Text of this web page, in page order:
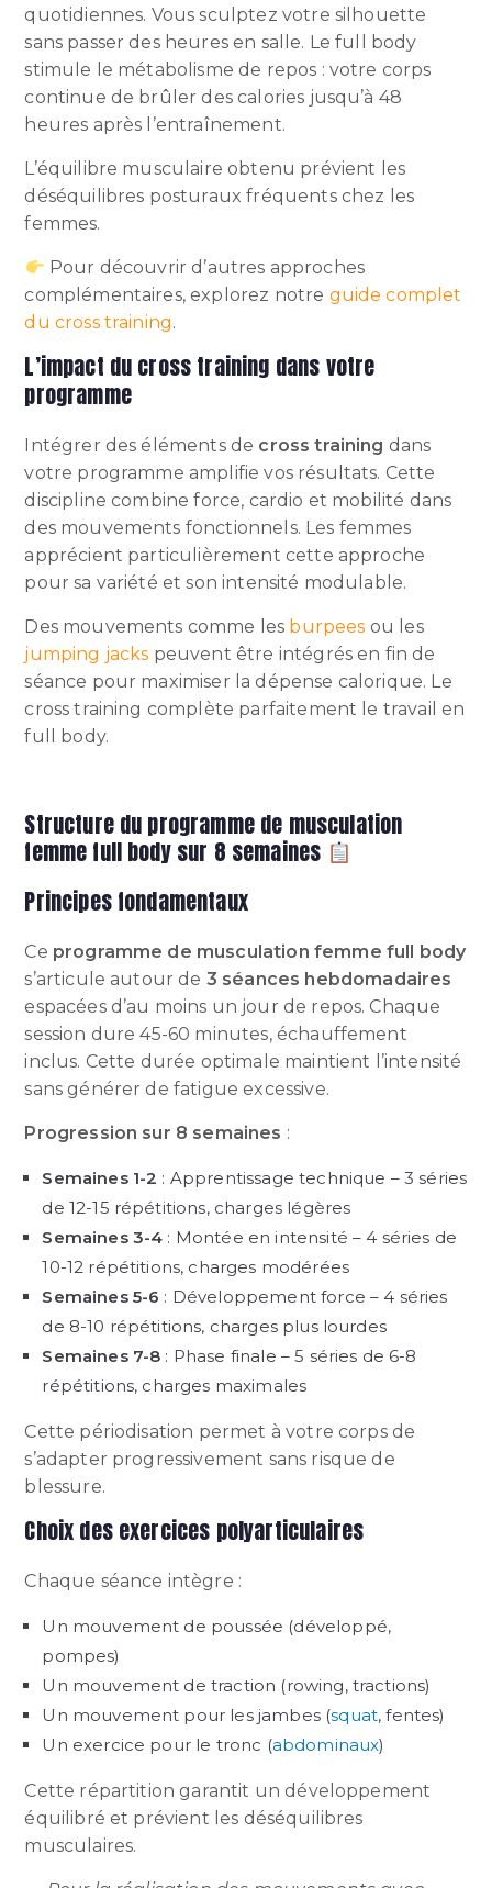
quotidiennes. Vous sculptez votre silhouette
sans passer des heures en salle. Le full body
stimule le métabolisme de repos : votre corps
continue de brûler des calories jusqu’à 48
heures après l’entraînement.
L’équilibre musculaire obtenu prévient les
déséquilibres posturaux fréquents chez les
femmes.
Pour découvrir d’autres approches
complémentaires, explorez notre guide complet
du cross training.
L’impact du cross training dans votre
programme
Intégrer des éléments de cross training dans
votre programme amplifie vos résultats. Cette
discipline combine force, cardio et mobilité dans
des mouvements fonctionnels. Les femmes
apprécient particulièrement cette approche
pour sa variété et son intensité modulable.
Des mouvements comme les burpees ou les
jumping jacks peuvent être intégrés en fin de
séance pour maximiser la dépense calorique. Le
cross training complète parfaitement le travail en
full body.
Structure du programme de musculation
femme full body sur 8 semaines
Principes fondamentaux
Ce programme de musculation femme full body
s’articule autour de 3 séances hebdomadaires
espacées d’au moins un jour de repos. Chaque
session dure 45-60 minutes, échauffement
inclus. Cette durée optimale maintient l’intensité
sans générer de fatigue excessive.
Progression sur 8 semaines :
Semaines 1-2 : Apprentissage technique – 3 séries
de 12-15 répétitions, charges légères
Semaines 3-4 : Montée en intensité – 4 séries de
10-12 répétitions, charges modérées
Semaines 5-6 : Développement force – 4 séries
de 8-10 répétitions, charges plus lourdes
Semaines 7-8 : Phase finale – 5 séries de 6-8
répétitions, charges maximales
Cette périodisation permet à votre corps de
s’adapter progressivement sans risque de
blessure.
Choix des exercices polyarticulaires
Chaque séance intègre :
Un mouvement de poussée (développé,
pompes)
Un mouvement de traction (rowing, tractions)
Un mouvement pour les jambes (squat, fentes)
Un exercice pour le tronc (abdominaux)
Cette répartition garantit un développement
équilibré et prévient les déséquilibres
musculaires.